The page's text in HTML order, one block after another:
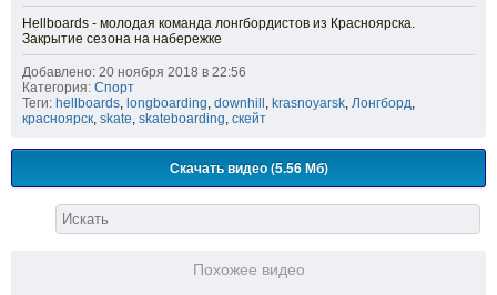
Hellboards - молодая команда лонгбордистов из Красноярска.
Закрытие сезона на набережке
Добавлено: 20 ноября 2018 в 22:56
Категория: Спорт
Теги: hellboards, longboarding, downhill , krasnoyarsk, Лонгборд,
красноярск, skate, skateboarding, скейт
Скачать видео (5.56 Мб)
Похожее видео